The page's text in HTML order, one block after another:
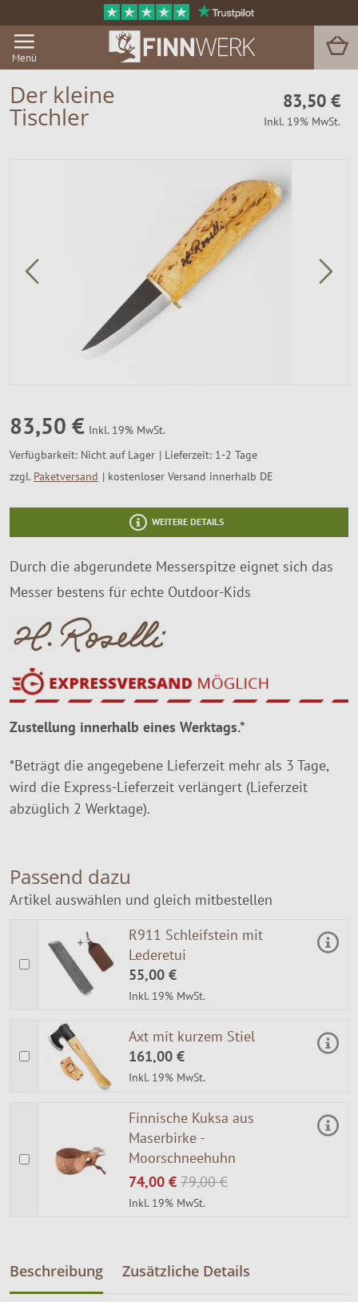
Menü
Grill & BBQ
Service
Der kleine
Tischler
83,50 €
Inkl. 19% MwSt.
83,50 € Inkl. 19% MwSt.
Verfügbarkeit: Nicht auf Lager
Lieferzeit: 1-2 Tage
zzgl. Paketversand kostenloser Versand innerhalb DE
WEITERE DETAILS
Durch die abgerundete Messerspitze eignet sich das
Messer bestens für echte Outdoor-Kids
Zustellung innerhalb eines Werktags.*
*Beträgt die angegebene Lieferzeit mehr als 3 Tage,
wird die Express-Lieferzeit verlängert (Lieferzeit
abzüglich 2 Werktage).
Passend dazu
Artikel auswählen und gleich mitbestellen
R911 Schleifstein mit
Lederetui
55,00 €
Inkl. 19% MwSt.
Axt mit kurzem Stiel
161,00 €
Inkl. 19% MwSt.
Finnische Kuksa aus
Maserbirke -
Moorschneehuhn
74,00 € 79,00 €
Inkl. 19% MwSt.
Beschreibung Zusätzliche Details